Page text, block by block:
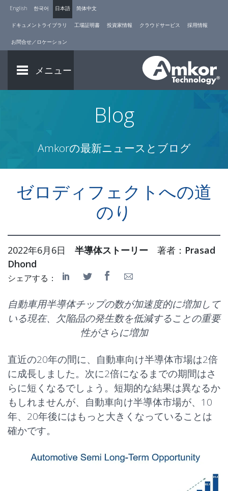
English 한국어 日本語 简体中文
ドキュメントライブラリ 工場証明書 投資家情報 クラウドサービス 採用情報
お問合せ／ロケーション
メニュー
Blog
Amkorの最新ニュースとブログ
ゼロディフェクトへの道
のり
2022年6月6日 半導体ストーリー 著者： Prasad
Dhond
シェアする：
自動車用半導体チップの数が加速度的に増加して
いる現在、欠陥品の発生数を低減することの重要
性がさらに増加
直近の20年の間に、自動車向け半導体市場は2倍
に成長しました。次に2倍になるまでの期間はさ
らに短くなるでしょう。短期的な結果は異なるか
もしれませんが、自動車向け半導体市場が、10
年、20年後にはもっと大きくなっていることは
確かです。